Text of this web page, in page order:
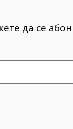
да се